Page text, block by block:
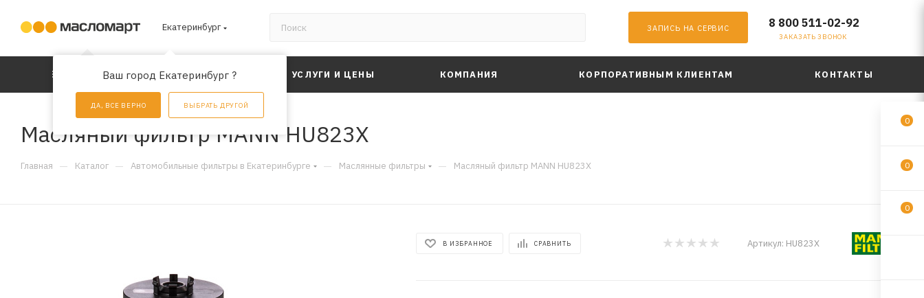
Екатеринбург
Ваш город Екатеринбург ?
ДА, ВСЕ ВЕРНО ВЫБРАТЬ ДРУГОЙ
ЗАПИСЬ НА СЕРВИС 8 800 511-02-92
ЗАКАЗАТЬ ЗВОНОК
КАТАЛОГ АКЦИИ УСЛУГИ И ЦЕНЫ КОМПАНИЯ КОРПОРАТИВНЫМ КЛИЕНТАМ КОНТАКТЫ
Масляный фильтр MANN HU823X
Главная — Каталог — Автомобильные фильтры в Екатеринбурге — Маслянные фильтры — Масляный фильтр MANN HU823X
В ИЗБРАННОЕ СРАВНИТЬ Артикул: HU823X
0
0
0